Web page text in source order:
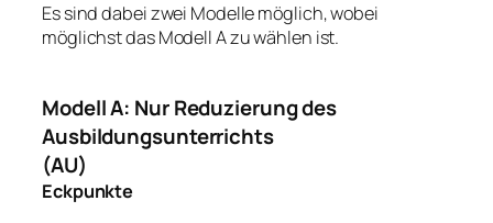
Es sind dabei zwei Modelle möglich, wobei
möglichst das Modell A zu wählen ist.
Modell A: Nur Reduzierung des
Ausbildungsunterrichts
(AU)
Eckpunkte